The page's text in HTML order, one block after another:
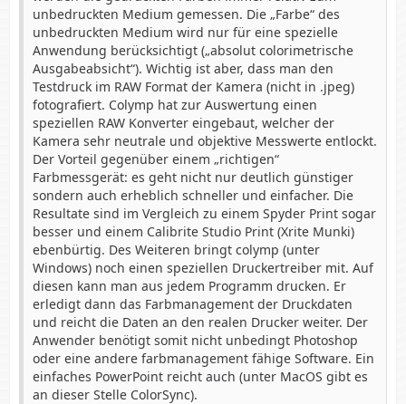
unbedruckten Medium gemessen. Die „Farbe“ des
unbedruckten Medium wird nur für eine spezielle
Anwendung berücksichtigt („absolut colorimetrische
Ausgabeabsicht“). Wichtig ist aber, dass man den
Testdruck im RAW Format der Kamera (nicht in .jpeg)
fotografiert. Colymp hat zur Auswertung einen
speziellen RAW Konverter eingebaut, welcher der
Kamera sehr neutrale und objektive Messwerte entlockt.
Der Vorteil gegenüber einem „richtigen“
Farbmessgerät: es geht nicht nur deutlich günstiger
sondern auch erheblich schneller und einfacher. Die
Resultate sind im Vergleich zu einem Spyder Print sogar
besser und einem Calibrite Studio Print (Xrite Munki)
ebenbürtig. Des Weiteren bringt colymp (unter
Windows) noch einen speziellen Druckertreiber mit. Auf
diesen kann man aus jedem Programm drucken. Er
erledigt dann das Farbmanagement der Druckdaten
und reicht die Daten an den realen Drucker weiter. Der
Anwender benötigt somit nicht unbedingt Photoshop
oder eine andere farbmanagement fähige Software. Ein
einfaches PowerPoint reicht auch (unter MacOS gibt es
an dieser Stelle ColorSync).